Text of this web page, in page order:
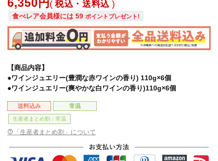
6,350 税込・送料込
食べレア会員様には 59 ポイントプレゼント!
【商品内容】
●ワインジュエリー(豊潤な赤ワインの香り) 110g×6個
●ワインジュエリー(爽やかな白ワインの香り)110g×6個
送料込み 常温
生産者まとめ割：常温
「生産者まとめ割」について